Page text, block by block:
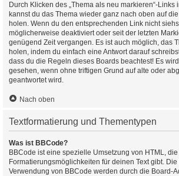
Durch Klicken des „Thema als neu markieren“-Links
kannst du das Thema wieder ganz nach oben auf
holen. Wenn du den entsprechenden Link nicht
möglicherweise deaktiviert oder seit der letzten
genügend Zeit vergangen. Es ist auch möglich, das
holen, indem du einfach eine Antwort darauf
dass du die Regeln dieses Boards beachtest! Es
gesehen, wenn ohne triftigen Grund auf alte oder
geantwortet wird.
Nach oben
Textformatierung und Thementypen
Was ist BBCode?
BBCode ist eine spezielle Umsetzung von HTML,
Formatierungsmöglichkeiten für deinen Text gibt.
Verwendung von BBCode werden durch die Board-